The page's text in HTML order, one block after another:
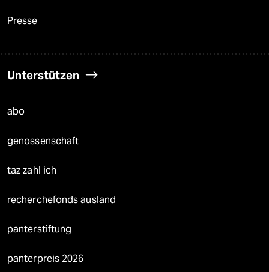
Presse
Unterstützen
abo
genossenschaft
taz zahl ich
recherchefonds ausland
panterstiftung
panterpreis 2026